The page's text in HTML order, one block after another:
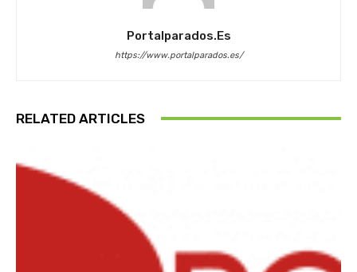
Portalparados.es
https://www.portalparados.es/
RELATED ARTICLES